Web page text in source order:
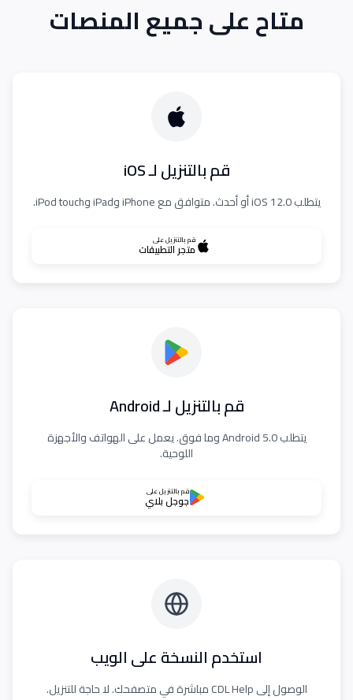
متاح على جميع المنصات
قم بالتنزيل لـ iOS
يتطلب iOS 12.0 أو أحدث. متوافق مع iPhone وiPad وiPod touch.
قم بالتنزيل على
متجر التطبيقات
قم بالتنزيل لـ Android
يتطلب Android 5.0 وما فوق. يعمل على الهواتف والأجهزة
اللوحية.
قم بالتنزيل على
جوجل بلاي
استخدم النسخة على الويب
الوصول إلى CDL Help مباشرة في متصفحك. لا حاجة للتنزيل.